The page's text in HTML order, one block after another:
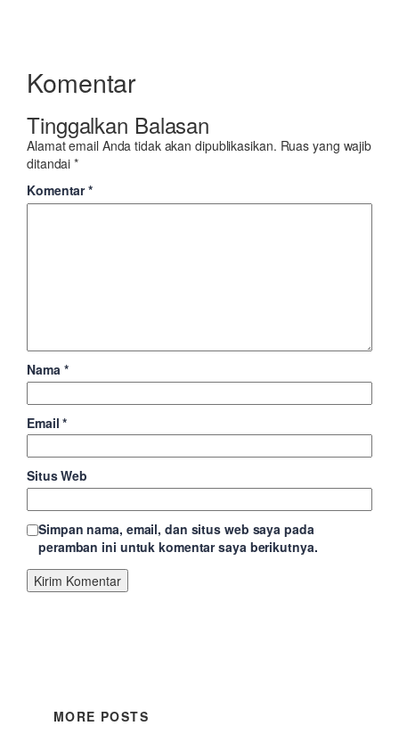
Komentar
Tinggalkan Balasan
Alamat email Anda tidak akan dipublikasikan. Ruas yang wajib
ditandai*
Komentar*
Nama *
Email*
Situs Web
Simpan nama, email, dan situs web saya pada
peramban ini untuk komentar saya berikutnya.
MORE POSTS